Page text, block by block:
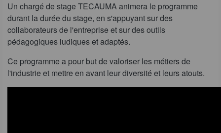
Un chargé de stage TECAUMA animera le programme
durant la durée du stage, en s'appuyant sur des
collaborateurs de l'entreprise et sur des outils
pédagogiques ludiques et adaptés.
Ce programme a pour but de valoriser les métiers de
l'industrie et mettre en avant leur diversité et leurs atouts.